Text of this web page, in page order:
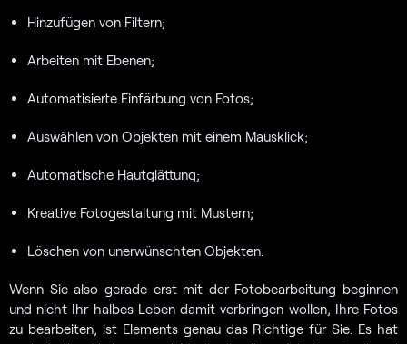
Hinzufügen von Filtern;
Arbeiten mit Ebenen;
Automatisierte Einfärbung von Fotos;
Auswählen von Objekten mit einem Mausklick;
Automatische Hautglättung;
Kreative Fotogestaltung mit Mustern;
Löschen von unerwünschten Objekten.
Wenn Sie also gerade erst mit der Fotobearbeitung beginnen
und nicht Ihr halbes Leben damit verbringen wollen, Ihre Fotos
zu bearbeiten, ist Elements genau das Richtige für Sie. Es hat